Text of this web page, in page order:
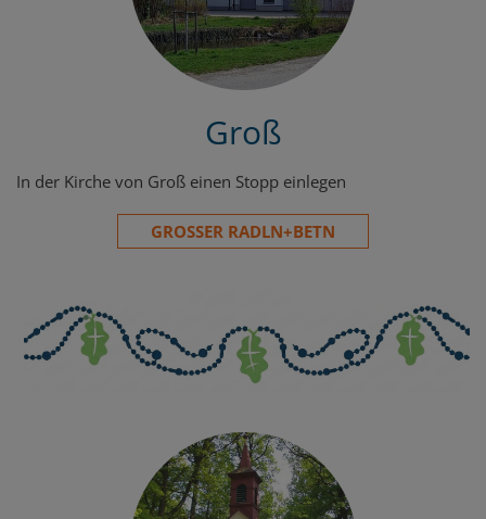
Groß
In der Kirche von Groß einen Stopp einlegen
GROSSER RADLN+BETN